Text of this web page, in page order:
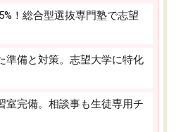
！総合型選抜専門塾で志望
準備と対策。志望大学に特化
室完備。相談事も生徒専用チ